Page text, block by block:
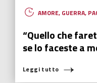
AMORE, GUERRA,
“Quello che
se lo faceste a
Leggi tutto